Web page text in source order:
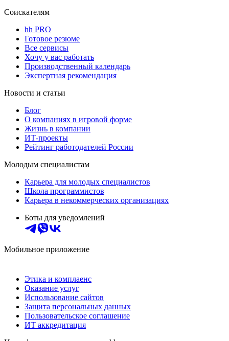
Соискателям
hh PRO
Готовое резюме
Все сервисы
Хочу у вас работать
Производственный календарь
Экспертная рекомендация
Новости и статьи
Блог
О компаниях в игровой форме
Жизнь в компании
ИТ-проекты
Рейтинг работодателей России
Молодым специалистам
Карьера для молодых специалистов
Школа программистов
Карьера в некоммерческих организациях
Боты для уведомлений
Мобильное приложение
Этика и комплаенс
Оказание услуг
Использование сайтов
Защита персональных данных
Пользовательское соглашение
ИТ аккредитация